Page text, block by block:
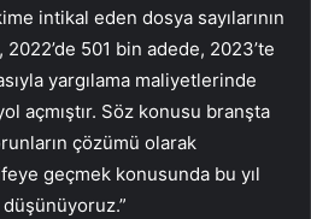
intikal eden dosya sayılarının
501 bin adede, 2023’te
yargılama maliyetlerinde
açmıştır. Söz konusu branşta
çözümü olarak
geçmek konusunda bu yıl
düşünüyoruz.”